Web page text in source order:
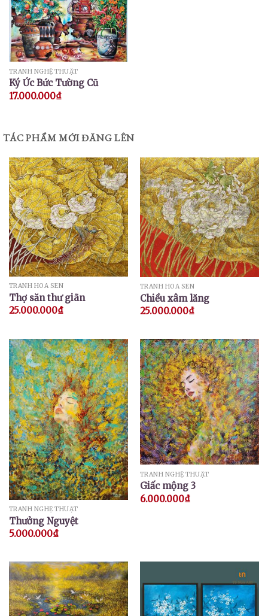
TRANH NGHỆ THUẬT
Ký Ức Bức Tường Cũ
17.000.000₫
TÁC PHẨM MỚI ĐĂNG LÊN
TRANH HOA SEN
Thợ săn thư giãn
25.000.000₫
TRANH HOA SEN
Chiều xâm lăng
25.000.000₫
TRANH NGHỆ THUẬT
Thưởng Nguyệt
5.000.000₫
TRANH NGHỆ THUẬT
Giấc mộng 3
6.000.000₫